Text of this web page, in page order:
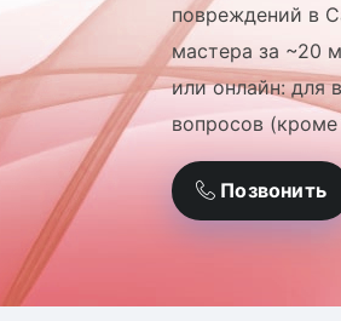
повреждений в
мастера за ~20
или онлайн: для
вопросов
Позвонить